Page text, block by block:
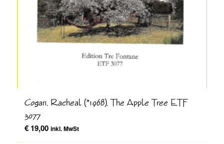
Cogan, Racheal (*1968), The Apple Tree ETF
3077
€19,00 inkl. MwSt